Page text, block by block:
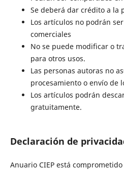
Se deberá dar crédito a la
Los artículos no podrán
comerciales
No se puede modificar o
para otros usos.
Las personas autoras no
procesamiento o envío de
Los artículos podrán
gratuitamente.
Declaración de
Anuario CIEP está